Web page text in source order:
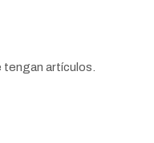
artículos.